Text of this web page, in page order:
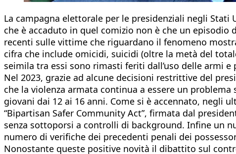
La campagna elettorale per le presidenziali negli Stati
che è accaduto in quel comizio non è che un
recenti sulle vittime che riguardano il fenomeno
cifra che include omicidi, suicidi (oltre la metà del
seimila tra essi sono rimasti feriti dall’uso delle armi
Nel 2023, grazie ad alcune decisioni restrittive del
che la violenza armata continua a essere un
giovani dai 12 ai 16 anni. Come si è accennato, negli
“Bipartisan Safer Community Act”, firmata dal
senza sottoporsi a controlli di background. Infine un
numero di verifiche dei precedenti penali dei
Nonostante queste positive novità il dibattito sul